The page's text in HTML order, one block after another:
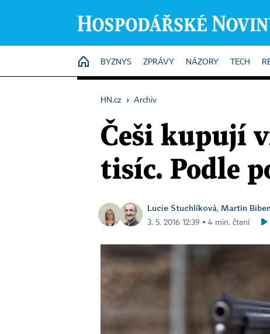
HOME
BYZNYS ZPRÁVY NÁZORY TECH
HN.cz › Archiv
Češi kupují
tisíc. Podle
Lucie Stuchlíková, Martin Biben
3. 5. 2016 12:39 ▪ 4 min. čtení